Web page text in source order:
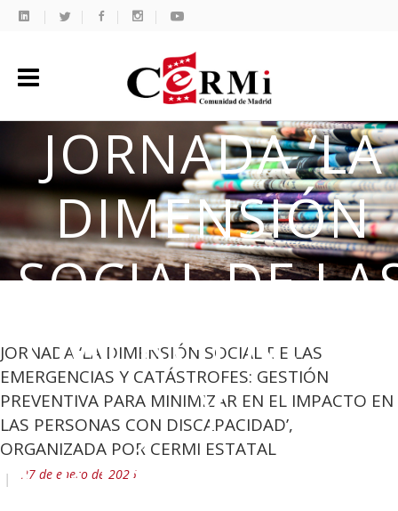
JORNADA ‘LA
DIMENSIÓN
SOCIAL DE
Y
JORNADA ‘LA DIMENSIÓN SOCIAL DE LAS
EMERGENCIAS Y CATÁSTROFES: GESTIÓN
PREVENTIVA PARA MINIMIZAR EN EL IMPACTO EN
LAS PERSONAS CON DISCAPACIDAD’,
ORGANIZADA POR CERMI ESTATAL
27 de enero de 2025